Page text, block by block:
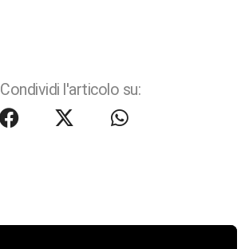
Condividi l'articolo su: